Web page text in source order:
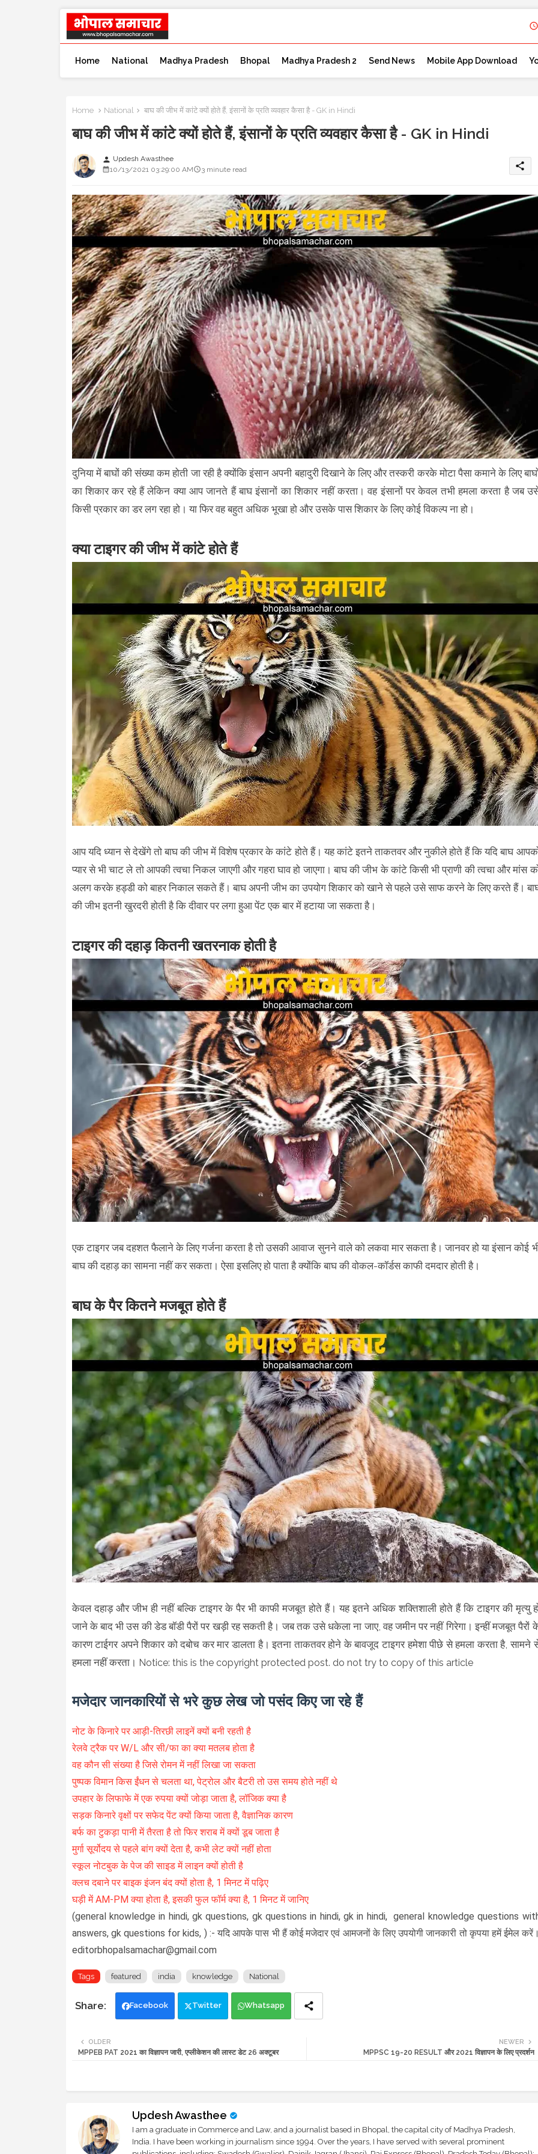
Home National Madhya Pradesh Bhopal Madhya Pradesh 2 Send News Mobile App Download
Home National बाघ की जीभ में कांटे क्यों होते हैं, इंसानों के प्रति व्यवहार कैसा है - GK in Hindi
बाघ की जीभ में कांटे क्यों होते हैं, इंसानों के प्रति व्यवहार कैसा है - GK in Hindi
person Updesh Awasthee
10/13/2021 03:29:00 AM
3 minute read share
दुनिया में बाघों की संख्या कम होती जा रही है क्योंकि इंसान अपनी बहादुरी दिखाने के लिए और तस्करी करके मोटा पैसा कमाने के लिए
का शिकार कर रहे हैं लेकिन क्या आप जानते हैं बाघ इंसानों का शिकार नहीं करता। वह इंसानों पर केवल तभी हमला करता है जब
किसी प्रकार का डर लग रहा हो। या फिर वह बहुत अधिक भूखा हो और उसके पास शिकार के लिए कोई विकल्प ना हो।
क्या टाइगर की जीभ में कांटे होते हैं
आप यदि ध्यान से देखेंगे तो बाघ की जीभ में विशेष प्रकार के कांटे होते हैं। यह कांटे इतने ताकतवर और नुकीले होते हैं कि यदि बाघ
प्यार से भी चाट ले तो आपकी त्वचा निकल जाएगी और गहरा घाव हो जाएगा। बाघ की जीभ के कांटे किसी भी प्राणी की त्वचा और मांस
अलग करके हड्डी को बाहर निकाल सकते हैं। बाघ अपनी जीभ का उपयोग शिकार को खाने से पहले उसे साफ करने के लिए करते हैं।
की जीभ इतनी खुरदरी होती है कि दीवार पर लगा हुआ पेंट एक बार में हटाया जा सकता है।
टाइगर की दहाड़ कितनी खतरनाक होती है
एक टाइगर जब दहशत फैलाने के लिए गर्जना करता है तो उसकी आवाज सुनने वाले को लकवा मार सकता है। जानवर हो या इंसान कोई
बाघ की दहाड़ का सामना नहीं कर सकता। ऐसा इसलिए हो पाता है क्योंकि बाघ की वोकल-कॉर्डस काफी दमदार होती है।
बाघ के पैर कितने मजबूत होते हैं
केवल दहाड़ और जीभ ही नहीं बल्कि टाइगर के पैर भी काफी मजबूत होते हैं। यह इतने अधिक शक्तिशाली होते हैं कि टाइगर की मृत्यु
जाने के बाद भी उस की डेड बॉडी पैरों पर खड़ी रह सकती है। जब तक उसे धकेला ना जाए, वह जमीन पर नहीं गिरेगा। इन्हीं मजबूत पैरों
कारण टाईगर अपने शिकार को दबोच कर मार डालता है। इतना ताकतवर होने के बावजूद टाइगर हमेशा पीछे से हमला करता है, सामने
हमला नहीं करता। Notice: this is the copyright protected post. do not try to copy of this article
मजेदार जानकारियों से भरे कुछ लेख जो पसंद किए जा रहे हैं
नोट के किनारे पर आड़ी-तिरछी लाइनें क्यों बनी रहती है
रेलवे ट्रैक पर W/L और सी/फा का क्या मतलब होता है
वह कौन सी संख्या है जिसे रोमन में नहीं लिखा जा सकता
पुष्पक विमान किस ईंधन से चलता था, पेट्रोल और बैटरी तो उस समय होते नहीं थे
उपहार के लिफाफे में एक रुपया क्यों जोड़ा जाता है, लॉजिक क्या है
सड़क किनारे वृक्षों पर सफेद पेंट क्यों किया जाता है, वैज्ञानिक कारण
बर्फ का टुकड़ा पानी में तैरता है तो फिर शराब में क्यों डूब जाता है
मुर्गा सूर्योदय से पहले बांग क्यों देता है, कभी लेट क्यों नहीं होता
स्कूल नोटबुक के पेज की साइड में लाइन क्यों होती है
क्लच दबाने पर बाइक इंजन बंद क्यों होता है, 1 मिनट में पढ़िए
घड़ी में AM-PM क्या होता है, इसकी फुल फॉर्म क्या है, 1 मिनट में जानिए
(general knowledge in hindi, gk questions, gk questions in hindi, gk in hindi, general knowledge questions
answers, gk questions for kids, ) :- यदि आपके पास भी हैं कोई मजेदार एवं आमजनों के लिए उपयोगी जानकारी तो कृपया हमें ईमेल
editorbhopalsamachar@gmail.com
Tags featured india knowledge National
Facebook Twitter Whatsapp
NEWER
MPPSC 19-20 RESULT और 2021 विज्ञापन के लिए प्रदर्शन
OLDER
MPPEB PAT 2021 का विज्ञापन जारी, एप्लीकेशन की लास्ट डेट 26 अक्टूबर
Updesh Awasthee
I am a graduate in Commerce and Law, and a journalist based in Bhopal, the capital city of Madhya Pradesh,
India. I have been working in journalism since 1994. Over the years, I have served with several prominent